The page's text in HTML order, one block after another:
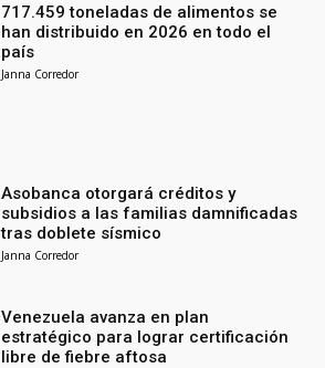
717.459 toneladas de alimentos se
han distribuido en 2026 en todo el
país
Janna Corredor
Asobanca otorgará créditos y
subsidios a las familias damnificadas
tras doblete sísmico
Janna Corredor
Venezuela avanza en plan
estratégico para lograr certificación
libre de fiebre aftosa